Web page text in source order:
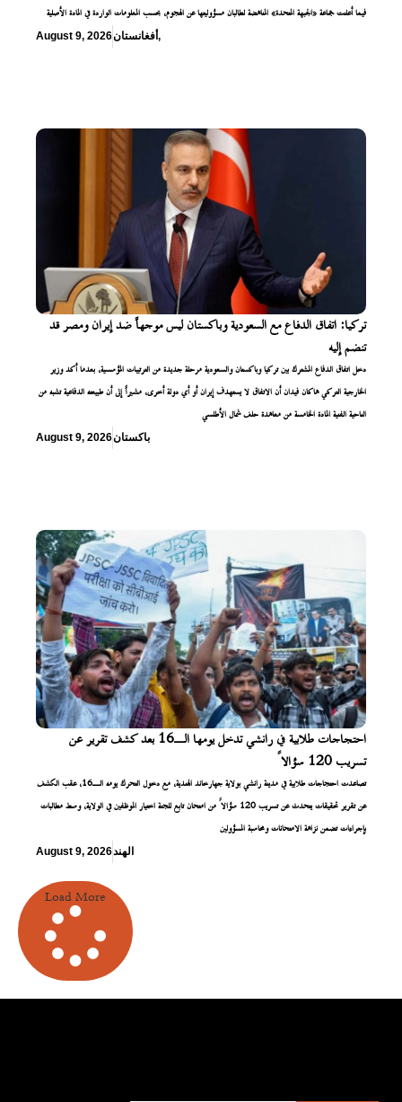
فيما أعلنت جماعة «الجبهة المتحدة» المناهضة لطالبان مسؤوليتها عن الهجوم، بحسب المعلومات الواردة في المادة الأصلية
August 9, 2026أفغانستان,
تركيا: اتفاق الدفاع مع السعودية وباكستان ليس موجهاً ضد إيران ومصر قد
تنضم إليه
دخل اتفاق الدفاع المشترك بين تركيا وباكستان والسعودية مرحلة جديدة من الترتيبات المؤسسية، بعدما أكد وزير
الخارجية التركي هاكان فيدان أن الاتفاق لا يستهدف إيران أو أي دولة أخرى، مشيراً إلى أن طبيعته الدفاعية تشبه من
الناحية الفنية المادة الخامسة من معاهدة حلف شمال الأطلسي
August 9, 2026باكستان
احتجاجات طلابية في رانشي تدخل يومها الـ16 بعد كشف تقرير عن
تسريب 120 سؤالاً
تصاعدت احتجاجات طلابية في مدينة رانشي بولاية جهارخاند الهندية، مع دخول التحرك يومه الـ16، عقب الكشف
عن تقرير تحقيقات يتحدث عن تسريب 120 سؤالاً من امتحان تابع للجنة اختيار الموظفين في الولاية، وسط مطالبات
بإجراءات تضمن نزاهة الامتحانات ومحاسبة المسؤولين
August 9, 2026الهند
Load More